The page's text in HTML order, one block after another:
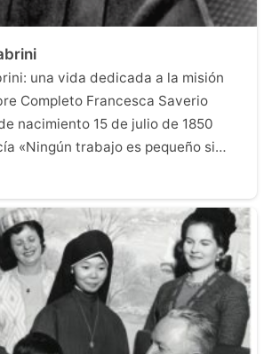
una vida dedicada a la misión
Completo Francesca Saverio
nacimiento 15 de julio de 1850
«Ningún trabajo es pequeño si…